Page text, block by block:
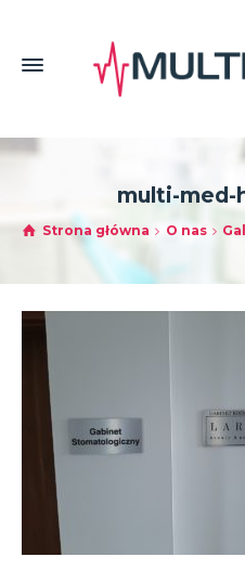
multi-med-
Strona główna O nas